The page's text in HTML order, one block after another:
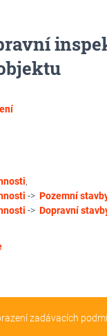
,
-> Pozemní
-> Dopravní
zadávacích